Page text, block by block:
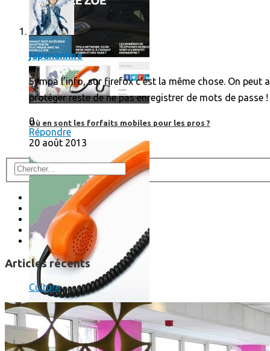
Où en sont les forfaits mobiles pour les pros ?
SmartPhone
japananime
Sympa l’info, sur firefox c’est la même chose. On
protéger reste de ne pas enregistrer de mots de passe !
0
Répondre
20 août 2013
Articles récents
Culture